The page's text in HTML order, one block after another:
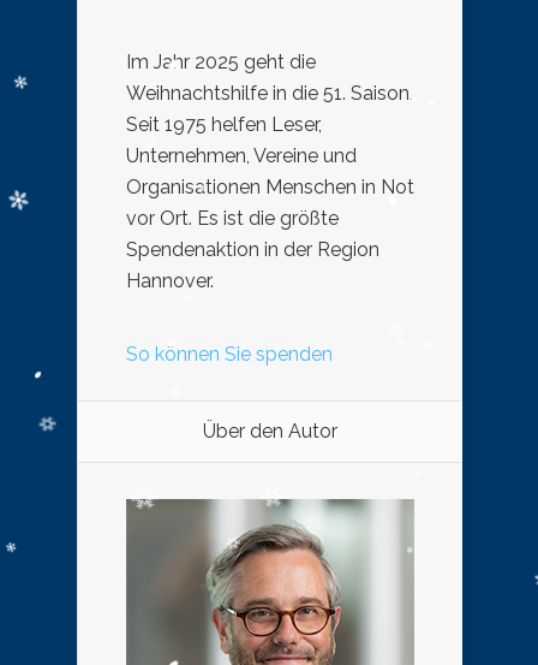
Im Jahr 2025 geht die
Weihnachtshilfe in die 51. Saison.
Seit 1975 helfen Leser,
Unternehmen, Vereine und
Organisationen Menschen in Not
vor Ort. Es ist die größte
Spendenaktion in der Region
Hannover.
So können Sie spenden
Über den Autor